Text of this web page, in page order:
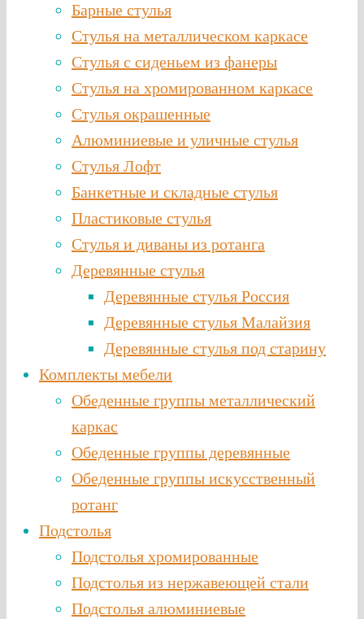
Барные стулья
Стулья на металлическом каркасе
Стулья с сиденьем из фанеры
Стулья на хромированном каркасе
Стулья окрашенные
Алюминиевые и уличные стулья
Стулья Лофт
Банкетные и складные стулья
Пластиковые стулья
Стулья и диваны из ротанга
Деревянные стулья
Деревянные стулья Россия
Деревянные стулья Малайзия
Деревянные стулья под старину
Комплекты мебели
Обеденные группы металлический
каркас
Обеденные группы деревянные
Обеденные группы искусственный
ротанг
Подстолья
Подстолья хромированные
Подстолья из нержавеющей стали
Подстолья алюминиевые